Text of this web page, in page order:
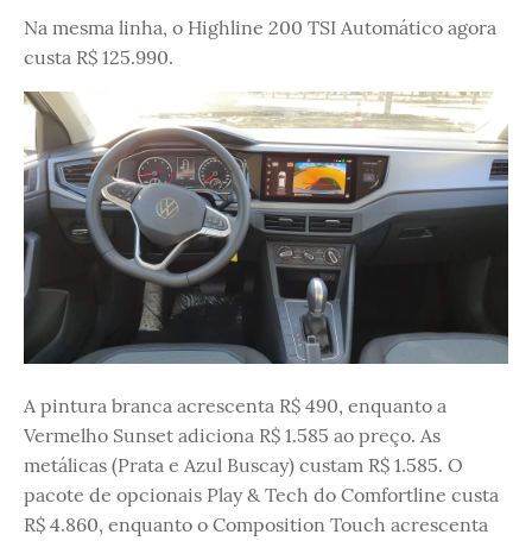
Na mesma linha, o Highline 200 TSI Automático agora
custa R$ 125.990.
A pintura branca acrescenta R$ 490, enquanto a
Vermelho Sunset adiciona R$ 1.585 ao preço. As
metálicas (Prata e Azul Buscay) custam R$ 1.585. O
pacote de opcionais Play & Tech do Comfortline custa
R$ 4.860, enquanto o Composition Touch acrescenta